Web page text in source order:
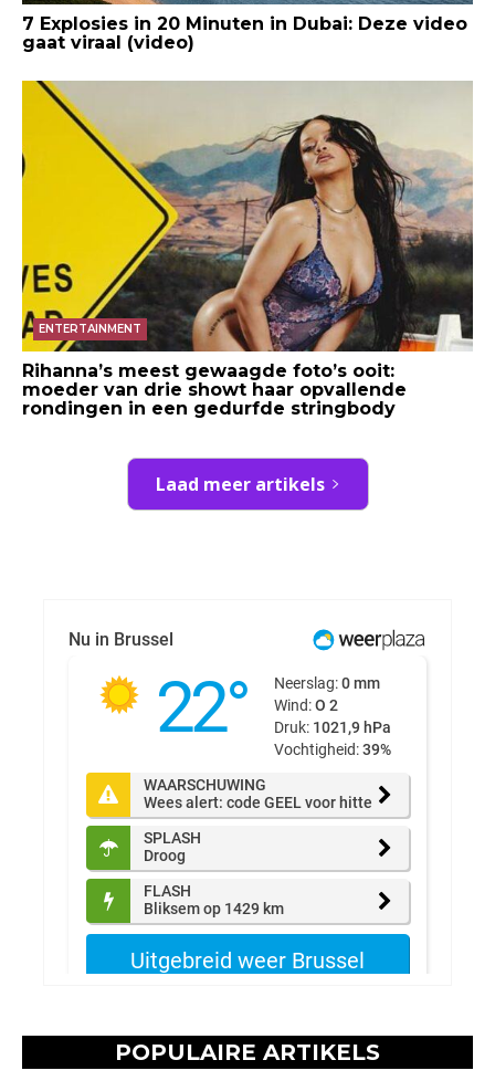
7 Explosies in 20 Minuten in Dubai: Deze video
gaat viraal (video)
ENTERTAINMENT
Rihanna’s meest gewaagde foto’s ooit:
moeder van drie showt haar opvallende
rondingen in een gedurfde stringbody
Laad meer artikels
POPULAIRE ARTIKELS